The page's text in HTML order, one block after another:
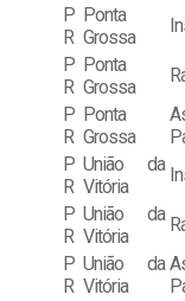
P
R
Ponta
Grossa
P
R
Ponta
Grossa
P
R
Ponta
Grossa
P
R
União da
Vitória
P
R
União da
Vitória
P
R
União da
Vitória